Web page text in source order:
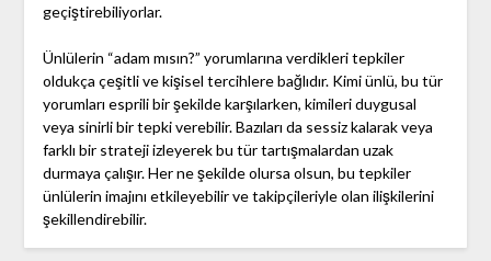
geçiştirebiliyorlar.
Ünlülerin “adam mısın?” yorumlarına verdikleri tepkiler
oldukça çeşitli ve kişisel tercihlere bağlıdır. Kimi ünlü, bu tür
yorumları esprili bir şekilde karşılarken, kimileri duygusal
veya sinirli bir tepki verebilir. Bazıları da sessiz kalarak veya
farklı bir strateji izleyerek bu tür tartışmalardan uzak
durmaya çalışır. Her ne şekilde olursa olsun, bu tepkiler
ünlülerin imajını etkileyebilir ve takipçileriyle olan ilişkilerini
şekillendirebilir.